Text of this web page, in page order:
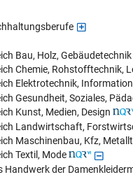
Bau, Holz, Gebäudetechnik
Chemie, Rohstofftechnik,
Elektrotechnik,
Gesundheit, Soziales,
Kunst, Medien, Design
Landwirtschaft,
Maschinenbau, Kfz,
Textil, Mode
der